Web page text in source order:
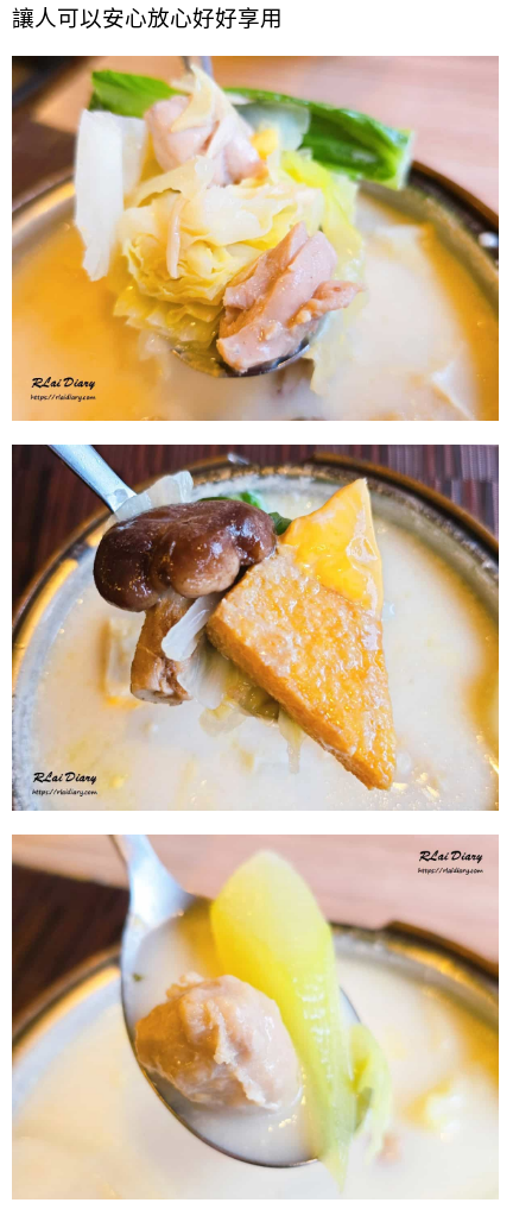
讓人可以安心放心好好享用